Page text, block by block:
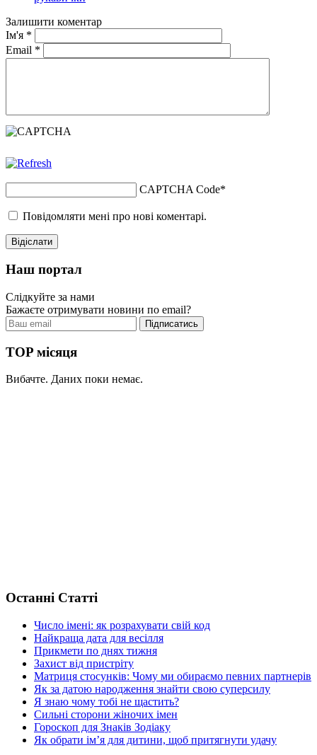
Залишити коментар
Ім'я *
Email *
CAPTCHA Code*
Повідомляти мені про нові коментарі.
Наш портал
Слідкуйте за нами
Бажаєте отримувати новини по email?
TOP місяця
Вибачте. Даних поки немає.
Останні Статті
Число імені: як розрахувати свій код
Найкраща дата для весілля
Прикмети по днях тижня
Захист від пристріту
Матриця стосунків: Чому ми обираємо певних партнерів
Як за датою народження знайти свою суперсилу
Я знаю чому тобі не щастить?
Сильні сторони жіночих імен
Гороскоп для Знаків Зодіаку
Як обрати ім’я для дитини, щоб притягнути удачу